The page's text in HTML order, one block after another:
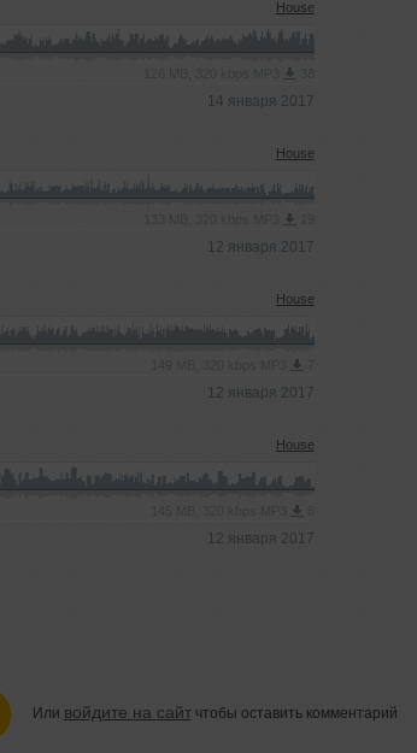
House
14 января 2017
House
12 января 2017
House
12 января 2017
House
12 января 2017
Или войдите на сайтчтобы оставить комментарий